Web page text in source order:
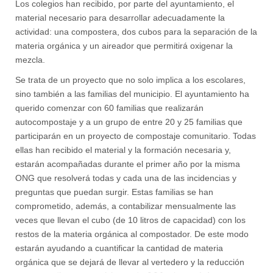
Los colegios han recibido, por parte del ayuntamiento, el
material necesario para desarrollar adecuadamente la
actividad: una compostera, dos cubos para la separación de la
materia orgánica y un aireador que permitirá oxigenar la
mezcla.
Se trata de un proyecto que no solo implica a los escolares,
sino también a las familias del municipio. El ayuntamiento ha
querido comenzar con 60 familias que realizarán
autocompostaje y a un grupo de entre 20 y 25 familias que
participarán en un proyecto de compostaje comunitario. Todas
ellas han recibido el material y la formación necesaria y,
estarán acompañadas durante el primer año por la misma
ONG que resolverá todas y cada una de las incidencias y
preguntas que puedan surgir. Estas familias se han
comprometido, además, a contabilizar mensualmente las
veces que llevan el cubo (de 10 litros de capacidad) con los
restos de la materia orgánica al compostador. De este modo
estarán ayudando a cuantificar la cantidad de materia
orgánica que se dejará de llevar al vertedero y la reducción